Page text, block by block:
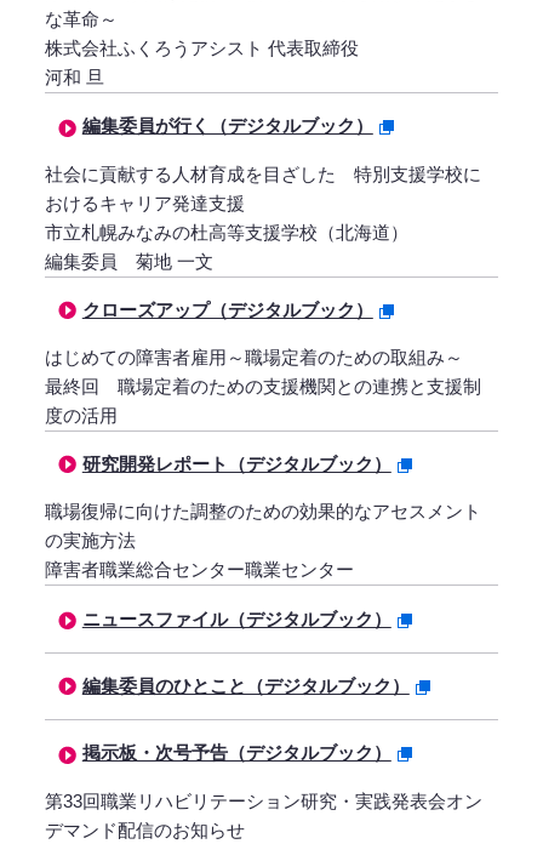
な革命～
株式会社ふくろうアシスト 代表取締役
河和 旦
編集委員が行く（デジタルブック）
社会に貢献する人材育成を目ざした 特別支援学校に
おけるキャリア発達支援
市立札幌みなみの杜高等支援学校（北海道）
編集委員 菊地 一文
クローズアップ（デジタルブック）
はじめての障害者雇用～職場定着のための取組み～
最終回 職場定着のための支援機関との連携と支援制
度の活用
研究開発レポート（デジタルブック）
職場復帰に向けた調整のための効果的なアセスメント
の実施方法
障害者職業総合センター職業センター
ニュースファイル（デジタルブック）
編集委員のひとこと（デジタルブック）
掲示板・次号予告（デジタルブック）
第33回職業リハビリテーション研究・実践発表会オン
デマンド配信のお知らせ